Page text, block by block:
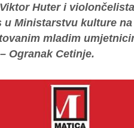
Huter i
u Ministarstvu kulture
mladim
Ogranak Cetinje.